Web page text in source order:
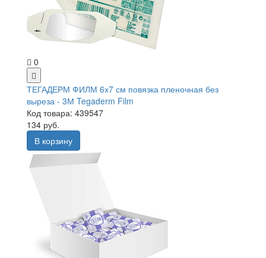
0
ТЕГАДЕРМ ФИЛМ 6х7 см повязка пленочная без
выреза - 3М Tegaderm Film
Код товара: 439547
134 руб.
В корзину